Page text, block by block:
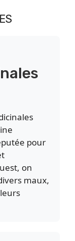
pour
on
maux,